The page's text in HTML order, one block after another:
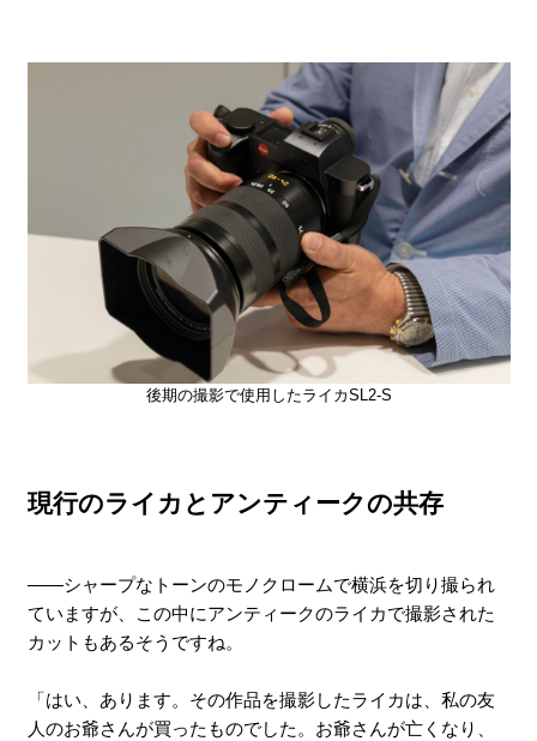
後期の撮影で使用したライカSL2-S
現行のライカとアンティークの共存
――シャープなトーンのモノクロームで横浜を切り撮られ
ていますが、この中にアンティークのライカで撮影された
カットもあるそうですね。
「はい、あります。その作品を撮影したライカは、私の友
人のお爺さんが買ったものでした。お爺さんが亡くなり、